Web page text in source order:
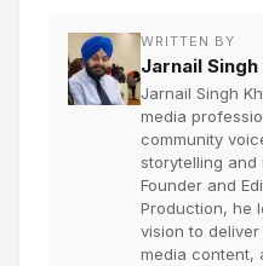
WRITTEN BY
Jarnail
Jarnail Singh
media
community
storytelling and
Founder and
Production, he
vision to
media content,